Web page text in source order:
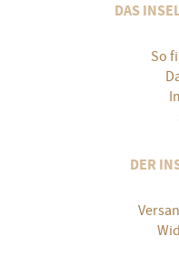
DAS
So
DER